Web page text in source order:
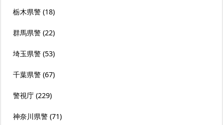
栃木県警 (18)
群馬県警 (22)
埼玉県警 (53)
千葉県警 (67)
警視庁 (229)
神奈川県警 (71)